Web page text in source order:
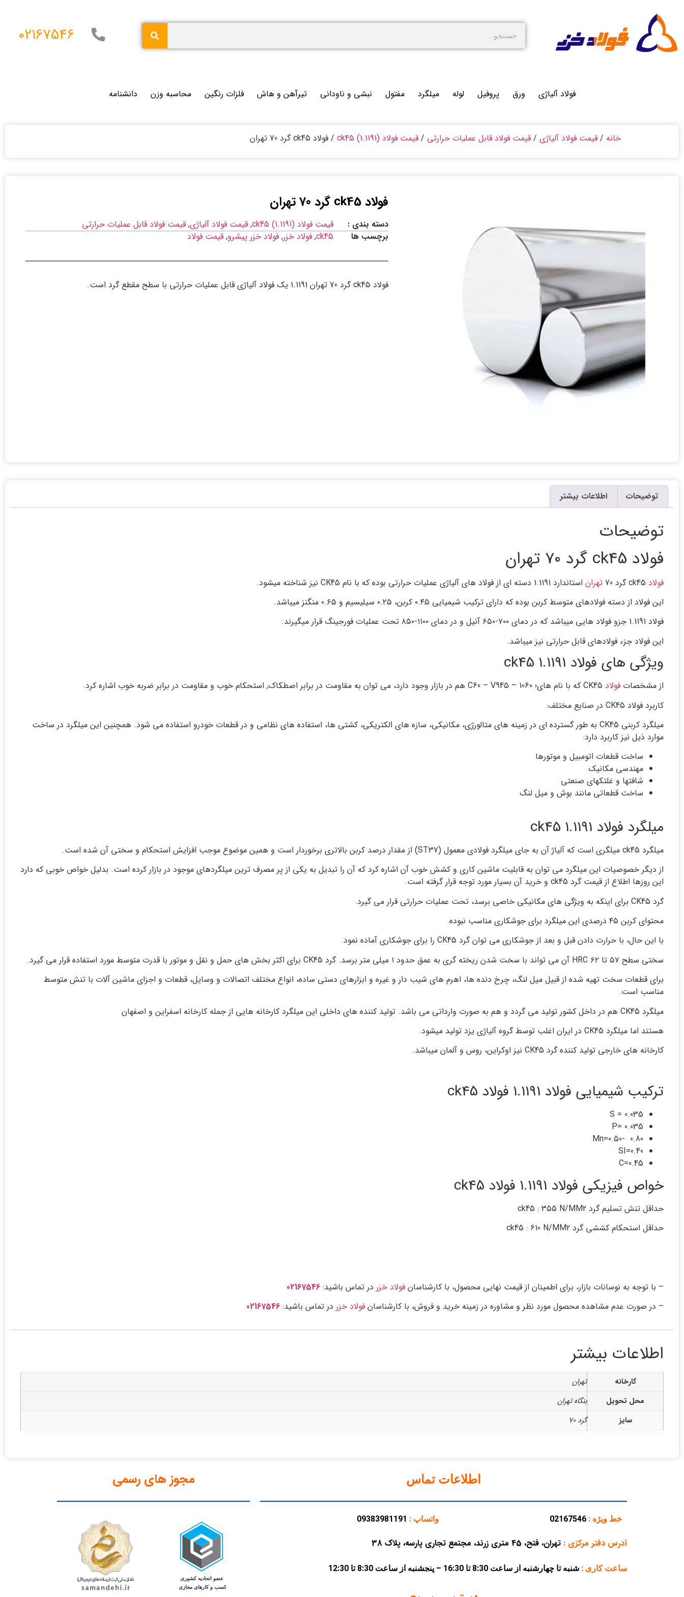
02167546
فولاد آلیاژی ورق پروفیل لوله میلگرد مفتول نبشی و ناودانی تیرآهن و هاش فلزات رنگین محاسبه وزن دانشنامه
خانه / قیمت فولاد آلیاژی / قیمت فولاد قابل عملیات حرارتی / قیمت فولاد ck45 (1.1191) / فولاد ck45 گرد 70 تهران
فولاد ck45 گرد 70 تهران
دسته بندی : قیمت فولاد ck45 (1.1191) ,قیمت فولاد آلیاژی,قیمت فولاد قابل عملیات حرارتی
برچسب ها
ck45
,فولاد خزر,فولاد خزر پیشرو,قیمت فولاد
فولاد ck45 گرد 70 تهران 1.1191 یک فولاد آلیاژی قابل عملیات حرارتی با سطح مقطع گرد است.
توضیحات اطلاعات بیشتر
توضیحات
فولاد ck45 گرد 70 تهران
فولاد تهران استاندارد 1.1191 دسته ای از فولاد های آلیاژی عملیات حرارتی بوده که با نام CK45 نیز شناخته میشود.
این فولاد از دسته فولادهای متوسط کربن بوده که دارای ترکیب شیمیایی ۰.۴۵ کربن، ۰.۲۵ سیلیسیم و ۰.۶۵ منگنز میباشد.
فولاد 1.1191 جزو فولاد هایی میباشد که در دمای ۷۰۰-۶۵۰ آنیل و در دمای ۱۱۰۰-۸۵۰ تحت عملیات فورجینگ قرار میگیرند.
این فولاد جزء فولادهای قابل حرارتی نیز میباشد.
ویژگی های فولاد 1.1191 ck45
از مشخصات فولاد
کاربرد فولاد CK45 در صنایع مختلف:
میلگرد کربنی CK45 به طور گسترده ای در زمینه های متالورژی، مکانیکی، سازه های الکتریکی، کشتی ها، استفاده های نظامی و در قطعات خودرو استفاده می شود. همچنین این میلگرد در ساخت
موارد ذیل نیز کاربرد دارد:
ساخت قطعات اتومبیل و موتورها
مهندسی مکانیک
شافتها و غلتکهای صنعتی
ساخت قطعاتی مانند بوش و میل لنگ
میلگرد فولاد 1.1191 ck45
میلگرد ck45 میلگری است که آلیاژ آن به جای میلگرد فولادی معمول (ST37) از مقدار درصد کربن بالاتری برخوردار است و همین موضوع موجب افزایش استحکام و سختی آن شده است.
از دیگر خصوصیات این میلگرد می توان به قابلیت ماشین کاری و کشش خوب آن اشاره کرد که آن را تبدیل به یکی از پر مصرف ترین میلگردهای موجود در بازار کرده است. بدلیل خواص خوبی که دارد
این روزها اطلاع از قیمت گرد ck45 و خرید آن بسیار مورد توجه قرار گرفته است.
گرد CK45 برای اینکه به ویژگی های مکانیکی خاصی برسد، تحت عملیات حرارتی قرار می گیرد.
محتوای کربن ۴۵ درصدی این میلگرد برای جوشکاری مناسب نبوده.
با این حال، با حرارت دادن قبل و بعد از جوشکاری می توان گرد CK45 را برای جوشکاری آماده نمود.
سختی سطح ۵۷ تا ۶۲ HRC آن می تواند با سخت شدن ریخته گری به عمق حدود ۱ میلی متر برسد. گرد CK45 برای اکثر بخش های حمل و نقل و موتور با قدرت متوسط مورد استفاده قرار می گیرد.
برای قطعات سخت تهیه شده از قبیل میل لنگ، چرخ دنده ها، اهرم های شیب دار و غیره و ابزارهای دستی ساده، انواع مختلف اتصالات و وسایل، قطعات و اجزای ماشین آلات با تنش متوسط
مناسب است.
میلگرد CK45 هم در داخل کشور تولید می گردد و هم به صورت وارداتی می باشد. تولید کننده های داخلی این میلگرد کارخانه هایی از جمله کارخانه اسفراین و اصفهان
هستند اما میلگرد CK45 در ایران اغلب توسط گروه آلیاژی یزد تولید میشود.
کارخانه های خارجی تولید کننده گرد CK45 نیز اوکراین، روس و آلمان میباشد.
ترکیب شیمیایی فولاد 1.1191 فولاد ck45
S = 0.‎035
P= 0.‎035
Mn=0.‎50- 0.‎80
SI=0.‎40
C=0.‎45
خواص فیزیکی فولاد 1.1191 فولاد ck45
حداقل تنش تسلیم گرد ck45 : 355 N/MM2
حداقل استحکام کششی گرد ck45 : 610 N/MM2
– با توجه به نوسانات بازار، برای اطمینان از قیمت نهایی محصول، با کارشناسان فولاد خزر در تماس باشید: 02167546
– در صورت عدم مشاهده محصول مورد نظر و مشاوره در زمینه خرید و فروش، با کارشناسان فولاد خزر در تماس باشید: 02167546
اطلاعات بیشتر
کارخانه
تهران
محل تحویل
بنگاه تهران
سایز
گرد 70
اطلاعات تماس
خط ویژه : 02167546 واتساپ : 09383981191
آدرس دفتر مرکزی : تهران، فتح، 45 متری زرند، مجتمع تجاری پارسه، پلاک 38
ساعت کاری : شنبه تا چهارشنبه از ساعت 8:30 تا 16:30 – پنجشنبه از ساعت 8:30 تا 12:30
مجوز های رسمی